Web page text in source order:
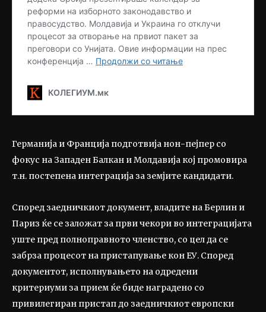
Германија и Франција подготвија нон-пејпер со
фокус на Западен Балкан и Молдавија кој промовира
т.н. постепена интеграција за земјите кандидати.
Според заедничкиот документ, владите на Берлин и
Париз ќе се заложат за први чекори во интеграцијата
уште пред полноправното членство, со цел да се
забрза процесот на пристапување кон ЕУ. Според
документот, исполнувањето на одредени
критериуми за прием ќе биде наградено со
привилегиран пристап до заедничкиот европски